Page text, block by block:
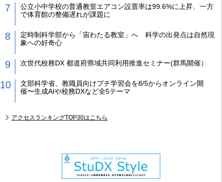
公立小中学校の普通教室エアコン設置率は99.6%に上昇、一方
で体育館の整備遅れが課題に
定時制科学部から「宙わたる教室」へ 科学の出発点は自然現
象への好奇心
次世代校務DX 都道府県域共同利用推進セミナー(群馬開催）
文部科学省、教職員向けプチ学習会を8/5からオンライン開
催〜生成AIや校務DXなど全5テーマ
アクセスランキングTOP30はこちら